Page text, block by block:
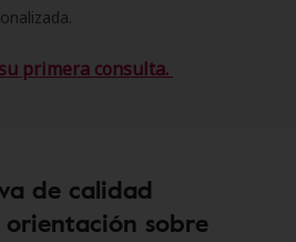
primera consulta.
de calidad
sobre